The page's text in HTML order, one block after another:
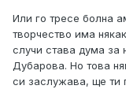
Или го тресе болна
творчество има
случи става дума за
Дубарова. Но това
си заслужава, ще ти